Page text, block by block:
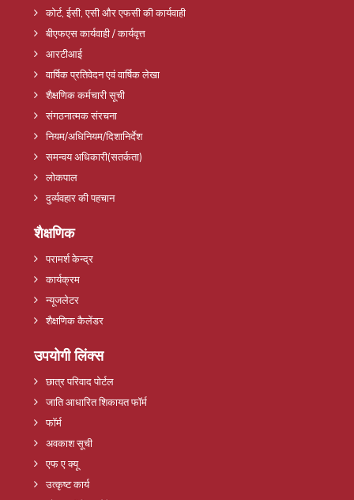
कोर्ट, ईसी, एसी और एफसी की कार्यवाही
बीएफएस कार्यवाही / कार्यवृत्त
आरटीआई
वार्षिक प्रतिवेदन एवं वार्षिक लेखा
शैक्षणिक कर्मचारी सूची
संगठनात्मक संरचना
नियम/अधिनियम/दिशानिर्देश
समन्वय अधिकारी(सतर्कता)
लोकपाल
दुर्व्यवहार की पहचान
शैक्षणिक
परामर्श केन्द्र
कार्यक्रम
न्यूजलेटर
शैक्षणिक कैलेंडर
उपयोगी लिंक्स
छात्र परिवाद पोर्टल
जाति आधारित शिकायत फॉर्म
फॉर्म
अवकाश सूची
एफ ए क्यू
उत्कृष्ट कार्य